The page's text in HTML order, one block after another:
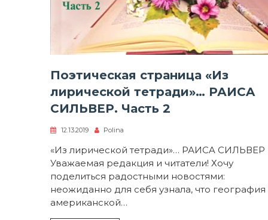
Поэтическая страница «Из
лирической тетради»… РАИСA
СИЛЬВЕР. Часть 2
12.13.2019 Polina
«Из лирической тетради»… РАИСA СИЛЬВЕР
Уважаемая редакция и читатели! Хочу
поделиться радостными новостями:
неожиданно для себя узнала, что география
американской…